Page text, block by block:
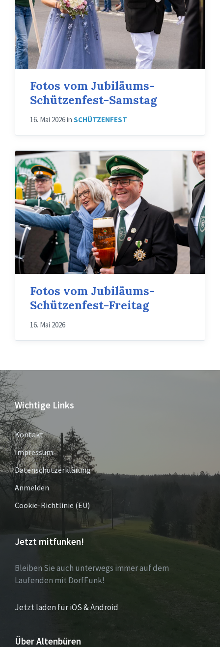
Fotos vom Jubiläums-
Schützenfest-Samstag
16. Mai 2026in SCHÜTZENFEST
Fotos vom Jubiläums-
Schützenfest-Freitag
16. Mai 2026
Wichtige Links
Kontakt
Impressum
Datenschutzerklärung
Anmelden
Cookie-Richtlinie (EU)
Jetzt mitfunken!
Bleiben Sie auch unterwegs immer auf dem
Laufenden mit DorfFunk!
Jetzt laden für iOS & Android
Über Altenbüren